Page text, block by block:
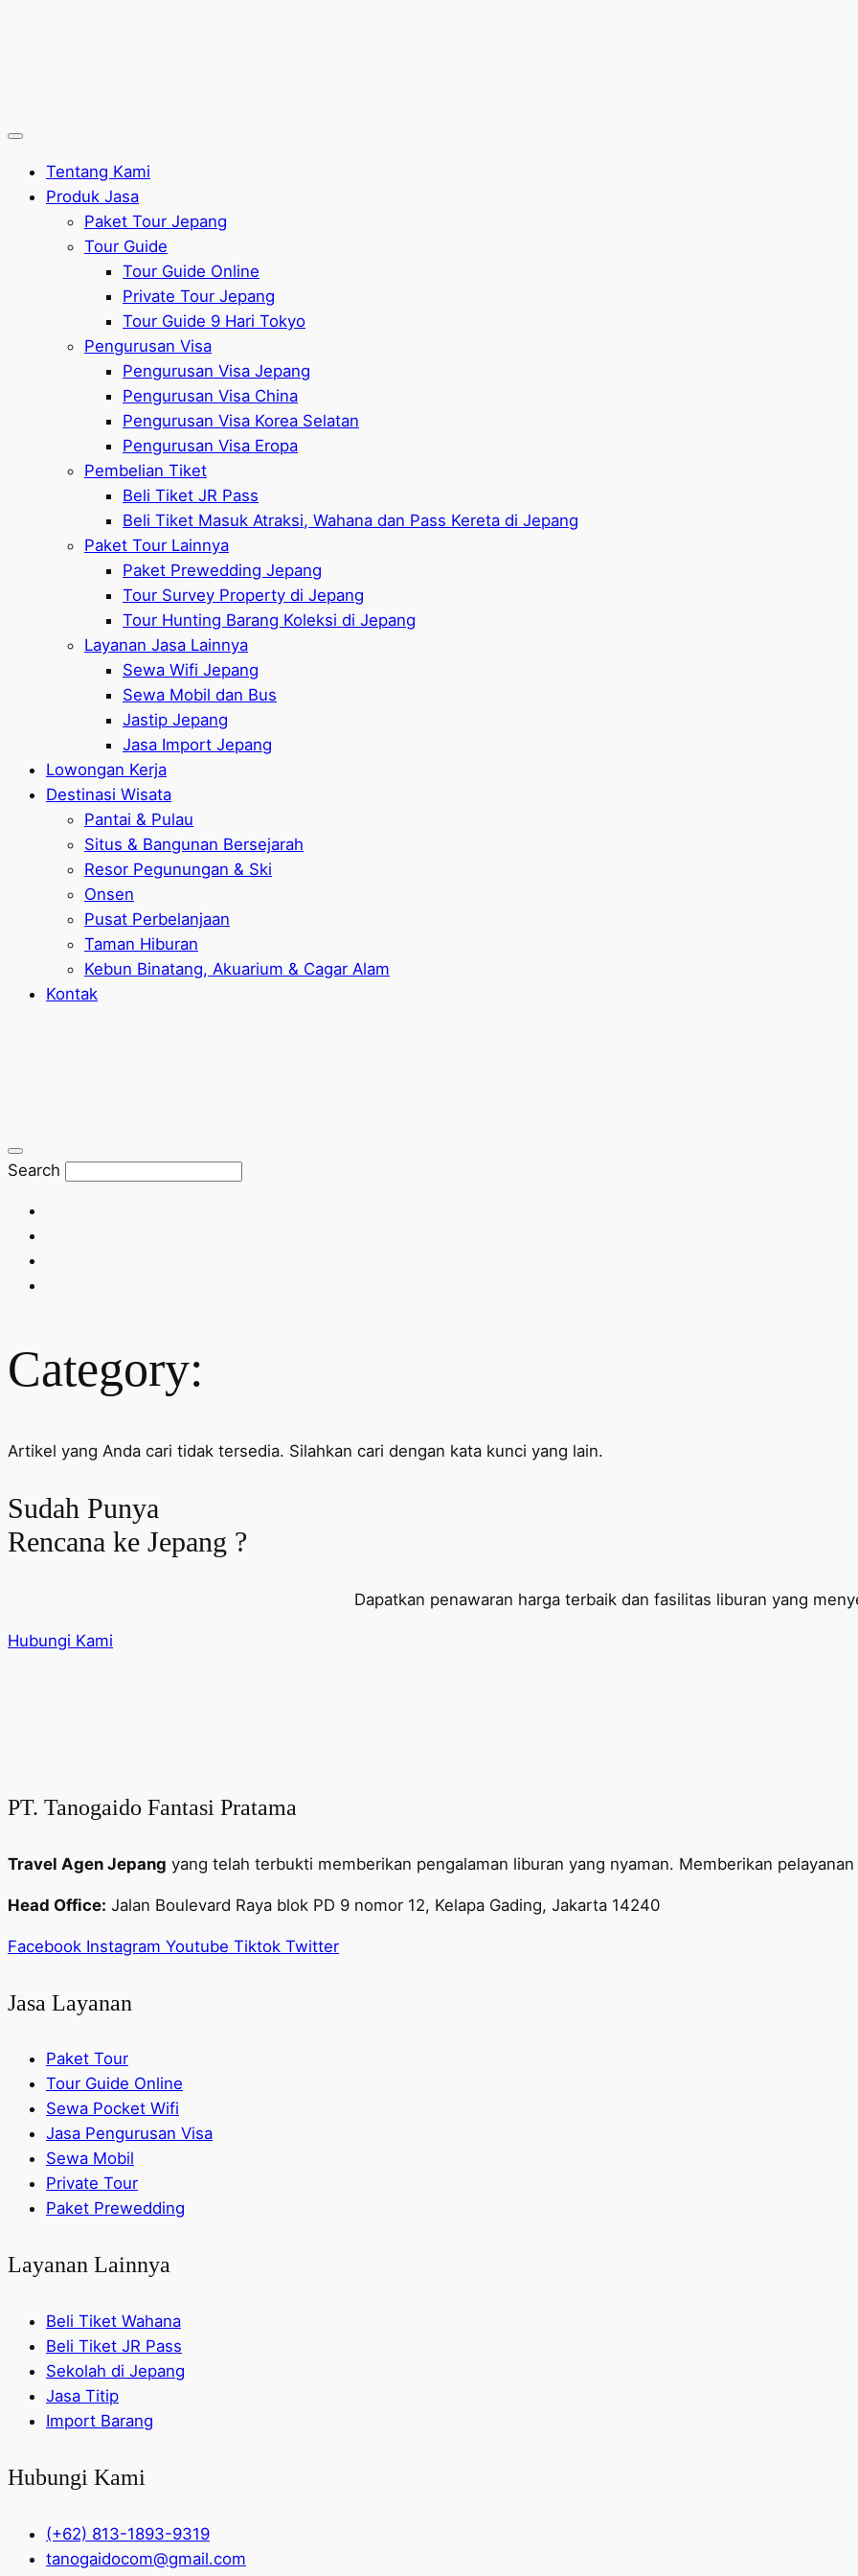
Tentang Kami
Produk Jasa
Paket Tour Jepang
Tour Guide
Tour Guide Online
Private Tour Jepang
Tour Guide 9 Hari Tokyo
Pengurusan Visa
Pengurusan Visa Jepang
Pengurusan Visa China
Pengurusan Visa Korea Selatan
Pengurusan Visa Eropa
Pembelian Tiket
Beli Tiket JR Pass
Beli Tiket Masuk Atraksi, Wahana dan Pass Kereta di Jepang
Paket Tour Lainnya
Paket Prewedding Jepang
Tour Survey Property di Jepang
Tour Hunting Barang Koleksi di Jepang
Layanan Jasa Lainnya
Sewa Wifi Jepang
Sewa Mobil dan Bus
Jastip Jepang
Jasa Import Jepang
Lowongan Kerja
Destinasi Wisata
Pantai & Pulau
Situs & Bangunan Bersejarah
Resor Pegunungan & Ski
Onsen
Pusat Perbelanjaan
Taman Hiburan
Kebun Binatang, Akuarium & Cagar Alam
Kontak
Search
Category:
Artikel yang Anda cari tidak tersedia. Silahkan cari dengan kata kunci yang lain.
Sudah Punya
Rencana ke Jepang ?
Dapatkan penawaran harga terbaik dan fasilitas liburan yang
Hubungi Kami
PT. Tanogaido Fantasi Pratama
Travel Agen Jepang yang telah terbukti memberikan pengalaman liburan yang nyaman. Memberikan
Head Office: Jalan Boulevard Raya blok PD 9 nomor 12, Kelapa Gading, Jakarta 14240
Facebook Instagram Youtube Tiktok Twitter
Jasa Layanan
Paket Tour
Tour Guide Online
Sewa Pocket Wifi
Jasa Pengurusan Visa
Sewa Mobil
Private Tour
Paket Prewedding
Layanan Lainnya
Beli Tiket Wahana
Beli Tiket JR Pass
Sekolah di Jepang
Jasa Titip
Import Barang
Hubungi Kami
(+62) 813-1893-9319
tanogaidocom@gmail.com